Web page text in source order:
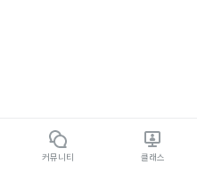
커뮤니티 클래스